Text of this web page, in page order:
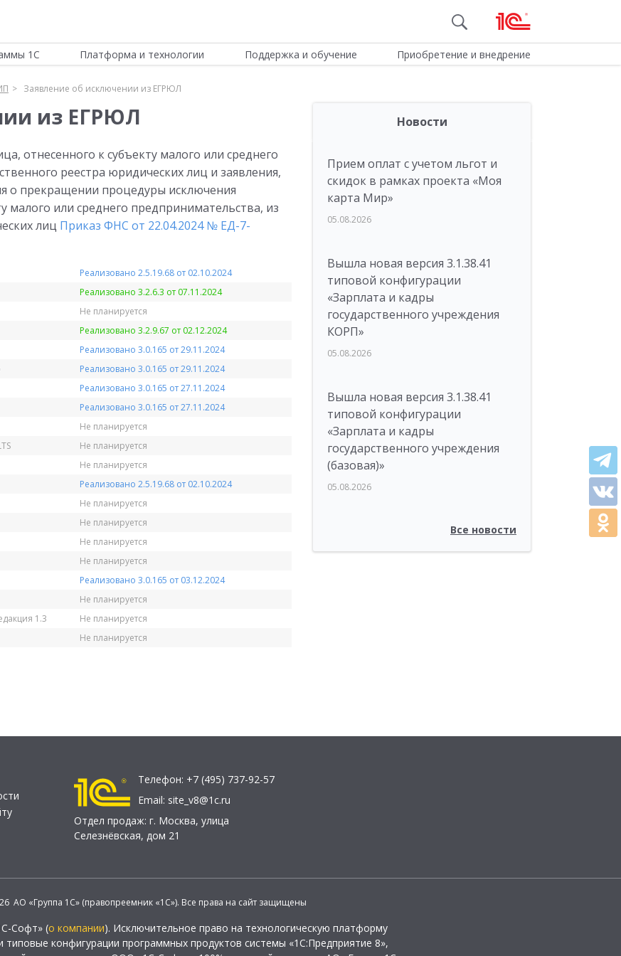
1С Платформа и технологии Поддержка и обучение Приобретение и внедрение
Заявление об исключении из ЕГРЮЛ
из ЕГРЮЛ
отнесенного к субъекту малого или среднего
реестра юридических лиц и заявления,
о прекращении процедуры исключения
малого или среднего предпринимательства, из
лиц Приказ ФНС от 22.04.2024 № ЕД-7-
Реализовано 2.5.19.68 от 02.10.2024
Реализовано 3.2.6.3 от 07.11.2024
Не планируется
Реализовано 3.2.9.67 от 02.12.2024
Реализовано 3.0.165 от 29.11.2024
Реализовано 3.0.165 от 29.11.2024
Реализовано 3.0.165 от 27.11.2024
Реализовано 3.0.165 от 27.11.2024
Не планируется
Не планируется
Не планируется
Реализовано 2.5.19.68 от 02.10.2024
Не планируется
Не планируется
Не планируется
Не планируется
Реализовано 3.0.165 от 03.12.2024
Не планируется
1.3
Не планируется
Не планируется
Новости
Прием оплат с учетом льгот и
скидок в рамках проекта «Моя
карта Мир»
05.08.2026
Вышла новая версия 3.1.38.41
типовой конфигурации
«Зарплата и кадры
государственного учреждения
КОРП»
05.08.2026
Вышла новая версия 3.1.38.41
типовой конфигурации
«Зарплата и кадры
государственного учреждения
(базовая)»
05.08.2026
Все новости
Телефон: +7 (495) 737-92-57
Email: site_v8@1c.ru
Отдел продаж: г. Москва, улица
Селезнёвская, дом 21
АО «Группа 1С» (правопреемник «1С»). Все права на сайт защищены
Софт» (о компании). Исключительное право на технологическую платформу
типовые конфигурации программных продуктов системы «1С:Предприятие 8»,